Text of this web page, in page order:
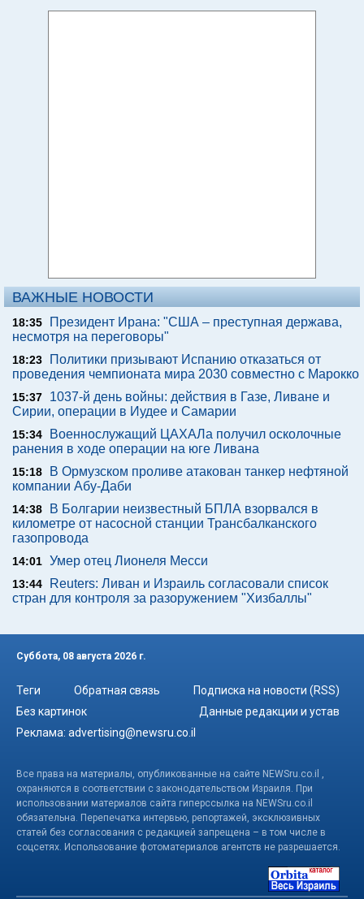
ВАЖНЫЕ НОВОСТИ
18:35
Президент Ирана: "США – преступная держава,
несмотря на переговоры"
18:23
Политики призывают Испанию отказаться от
проведения чемпионата мира 2030 совместно с Марокко
15:37
1037-й день войны: действия в Газе, Ливане и
Сирии, операции в Иудее и Самарии
15:34
Военнослужащий ЦАХАЛа получил осколочные
ранения в ходе операции на юге Ливана
15:18
В Ормузском проливе атакован танкер нефтяной
компании Абу-Даби
14:38
В Болгарии неизвестный БПЛА взорвался в
километре от насосной станции Трансбалканского
газопровода
14:01 Умер отец Лионеля Месси
13:44
Reuters: Ливан и Израиль согласовали список
стран для контроля за разоружением "Хизбаллы"
Суббота, 08 августа 2026 г.
Теги Обратная связь
Подписка на новости (RSS)
Без картинок
Данные редакции и устав
Реклама: advertising@newsru.co.il
Все права на материалы, опубликованные на сайте NEWSru.co.il ,
охраняются в соответствии с законодательством Израиля. При
использовании материалов сайта гиперссылка на NEWSru.co.il
обязательна. Перепечатка интервью, репортажей, эксклюзивных
статей без согласования с редакцией запрещена – в том числе в
соцсетях. Использование фотоматериалов агентств не разрешается.